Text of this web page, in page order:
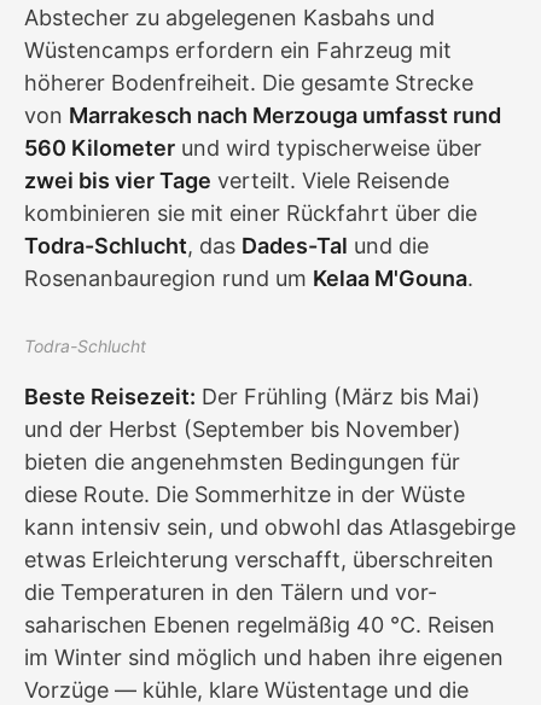
Abstecher zu abgelegenen Kasbahs und
Wüstencamps erfordern ein Fahrzeug mit
höherer Bodenfreiheit. Die gesamte Strecke
von Marrakesch nach Merzouga umfasst rund
560 Kilometer und wird typischerweise über
zwei bis vier Tage verteilt. Viele Reisende
kombinieren sie mit einer Rückfahrt über die
Todra-Schlucht, das Dades-Tal und die
Rosenanbauregion rund um Kelaa M'Gouna.
Todra-Schlucht
Beste Reisezeit: Der Frühling (März bis Mai)
und der Herbst (September bis November)
bieten die angenehmsten Bedingungen für
diese Route. Die Sommerhitze in der Wüste
kann intensiv sein, und obwohl das Atlasgebirge
etwas Erleichterung verschafft, überschreiten
die Temperaturen in den Tälern und vor-
saharischen Ebenen regelmäßig 40 °C. Reisen
im Winter sind möglich und haben ihre eigenen
Vorzüge — kühle, klare Wüstentage und die